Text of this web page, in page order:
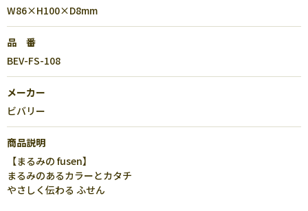
W86×H100×D8mm
品 番
BEV-FS-108
メーカー
ビバリー
商品説明
【まるみの fusen】
まるみのあるカラーとカタチ
やさしく伝わる ふせん